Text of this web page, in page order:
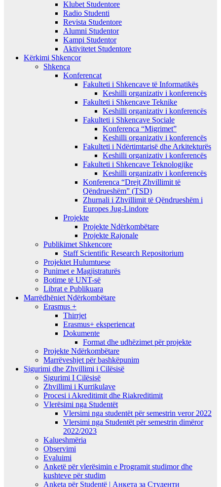
Klubet Studentore
Radio Studenti
Revista Studentore
Alumni Studentor
Kampi Studentor
Aktivitetet Studentore
Kërkimi Shkencor
Shkenca
Konferencat
Fakulteti i Shkencave të Informatikës
Keshilli organizativ i konferencës
Fakulteti i Shkencave Teknike
Keshilli organizativ i konferencës
Fakulteti i Shkencave Sociale
Konferenca “Migrimet”
Keshilli organizativ i konferencës
Fakulteti i Ndërtimtarisë dhe Arkitekturës
Keshilli organizativ i konferencës
Fakulteti i Shkencave Teknologjike
Keshilli organizativ i konferencës
Konferenca “Drejt Zhvillimit të
Qëndrueshëm” (TSD)
Zhurnali i Zhvillimit të Qëndrueshëm i
Europes Jug-Lindore
Projekte
Projekte Ndërkombëtare
Projekte Rajonale
Publikimet Shkencore
Staff Scientific Research Repositorium
Projektet Hulumtuese
Punimet e Magjistraturës
Botime të UNT-së
Librat e Publikuara
Marrëdhëniet Ndërkombëtare
Erasmus +
Thirrjet
Erasmus+ eksperiencat
Dokumente
Format dhe udhëzimet për projekte
Projekte Ndërkombëtare
Marrëveshjet për bashkëpunim
Sigurimi dhe Zhvillimi i Cilësisë
Sigurimi I Cilësisë
Zhvillimi i Kurrikulave
Procesi i Akreditimit dhe Riakreditimit
Vlerësimi nga Studentët
Vlersimi nga studentët për semestrin veror 2022
Vlersimi nga Studentët për semestrin dimëror
2022/2023
Kalueshmëria
Observimi
Evaluimi
Anketë për vlerësimin e Programit studimor dhe
kushteve për studim
Anketa për Studentë | Анкета за Студенти